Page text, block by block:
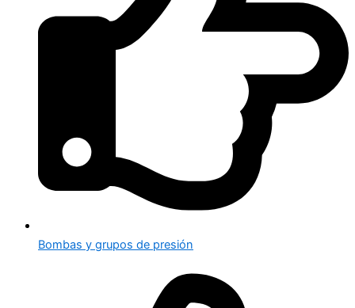
Bombas y grupos de presión